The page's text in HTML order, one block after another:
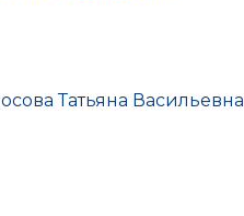
Татьяна Васильевна